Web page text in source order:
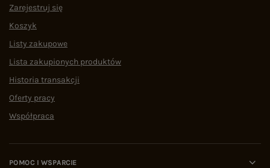
Zarejestruj się
Koszyk
Listy zakupowe
Lista zakupionych produktów
Historia transakcji
Oferty pracy
Współpraca
POMOC I WSPARCIE